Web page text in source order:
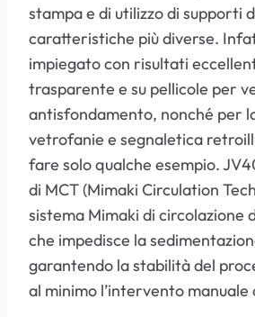
stampa e di utilizzo di supporti
caratteristiche più diverse.
impiegato con risultati
trasparente e su pellicole per
antisfondamento, nonché per
vetrofanie e segnaletica
fare solo qualche esempio.
di MCT (Mimaki Circulation
sistema Mimaki di circolazione
che impedisce la
garantendo la stabilità del
al minimo l’intervento manuale